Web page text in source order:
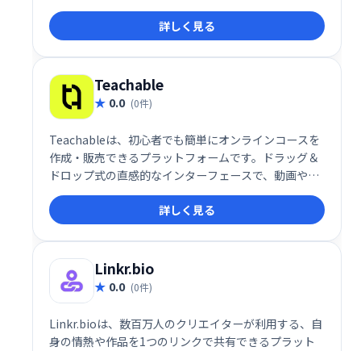
詳しく見る
Teachable
0.0 (0件)
Teachableは、初心者でも簡単にオンラインコースを
作成・販売できるプラットフォームです。ドラッグ＆
ドロップ式の直感的なインターフェースで、動画やク
イズなどを自由に組み込み、プロフェッショナルなコ
ースを制作できます。高い自由度と柔軟性を備え、幅
広い学習ニーズに対応します。多くの利用者に支持さ
れ、オンライン教育ビジネスを始める最適な選択肢で
す。
詳しく見る
Linkr.bio
0.0 (0件)
Linkr.bioは、数百万人のクリエイターが利用する、自
身の情熱や作品を1つのリンクで共有できるプラット